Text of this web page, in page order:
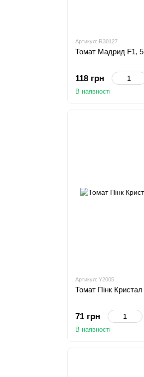
Артикул: R30127
Томат Мадрид F1,
118 грн
В наявності
Артикул: Y2005
Томат Пінк
71 грн
В наявності